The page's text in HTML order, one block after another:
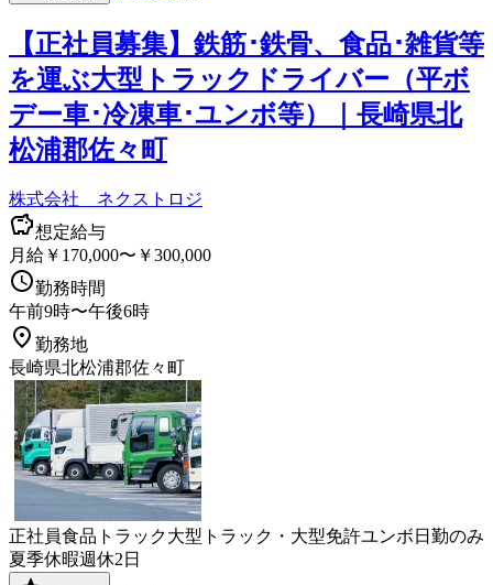
【正社員募集】鉄筋･鉄骨、食品･雑貨等
を運ぶ大型トラックドライバー（平ボ
デー車･冷凍車･ユンボ等）｜長崎県北
松浦郡佐々町
株式会社 ネクストロジ
想定給与
月給￥170,000〜￥300,000
勤務時間
午前9時〜午後6時
勤務地
長崎県北松浦郡佐々町
正社員食品 トラック大型トラック・大型免許ユンボ 日勤のみ
夏季休暇週休2日